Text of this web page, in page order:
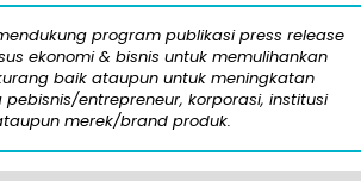
program publikasi press release
ekonomi & bisnis untuk memulihankan
baik ataupun untuk meningkatan
entrepreneur, korporasi, institusi
merek/brand produk.